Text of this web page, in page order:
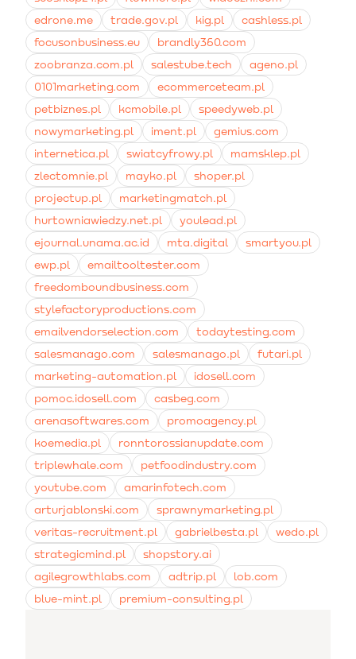
edrone.me
trade.gov.pl kig.pl
cashless.pl
focusonbusiness.eu
brandly360.com
zoobranza.com.pl
salestube.tech
ageno.pl
0101marketing.com
ecommerceteam.pl
petbiznes.pl
kcmobile.pl
speedyweb.pl
nowymarketing.pl
iment.pl
gemius.com
internetica.pl
swiatcyfrowy.pl
mamsklep.pl
zlectomnie.pl
mayko.pl
shoper.pl
projectup.pl
marketingmatch.pl
hurtowniawiedzy.net.pl
youlead.pl
ejournal.unama.ac.id
mta.digital
smartyou.pl
ewp.pl
emailtooltester.com
freedomboundbusiness.com
stylefactoryproductions.com
emailvendorselection.com
todaytesting.com
salesmanago.com
salesmanago.pl
futari.pl
marketing-automation.pl
idosell.com
pomoc.idosell.com
casbeg.com
arenasoftwares.com
promoagency.pl
koemedia.pl
ronntorossianupdate.com
triplewhale.com
petfoodindustry.com
youtube.com
amarinfotech.com
arturjablonski.com
sprawnymarketing.pl
veritas-recruitment.pl
gabrielbesta.pl
wedo.pl
strategicmind.pl
shopstory.ai
agilegrowthlabs.com
adtrip.pl
lob.com
blue-mint.pl
premium-consulting.pl